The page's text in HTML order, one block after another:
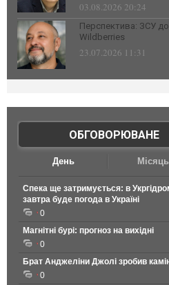
03.08.2026 20:24
Перспектива: ЗСУ
Wildberries
23.07.2026 11:31
ОБГОВОРЮВАНЕ|
День Місяць
Спека ще затримується: в
завтра буде погода в Україні
0
Магнітні бурі: прогноз на вихідні
0
Брат Анджеліни Джолі зробив
0